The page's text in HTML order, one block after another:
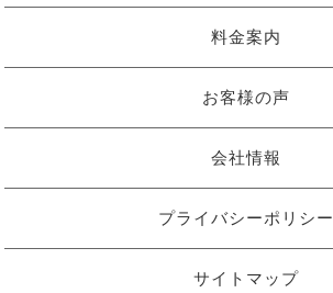
料金案内
お客様の声
会社情報
プライバシーポリシー
サイトマップ